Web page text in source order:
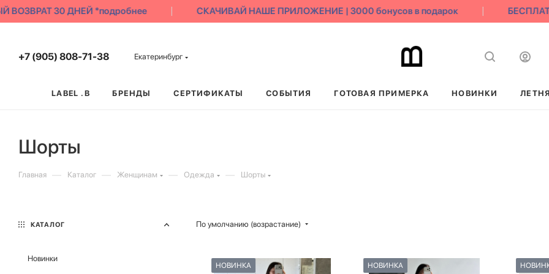
30 ДНЕЙ *подробнее СКАЧИВАЙ НАШЕ ПРИЛОЖЕНИЕ | 3000 бонусов в подарок
+7 (905) 808-71-38 Екатеринбург
LABEL .B БРЕНДЫ СЕРТИФИКАТЫ СОБЫТИЯ ГОТОВАЯ ПРИМЕРКА НОВИНКИ
Шорты
Главная — Каталог — Женщинам — Одежда — Шорты
По умолчанию (возрастание)
НОВИНКА НОВИНКА
КАТАЛОГ
Новинки